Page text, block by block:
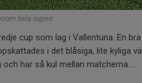
hela cupen
cup som lag i Vallentuna. En
i det blåsiga, lite kyliga
har så kul mellan matcherna....